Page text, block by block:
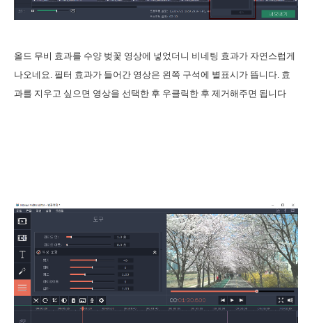
올드 무비 효과를 수양 벚꽃 영상에 넣었더니 비네팅 효과가 자연스럽게
나오네요. 필터 효과가 들어간 영상은 왼쪽 구석에 별표시가 뜹니다. 효
과를 지우고 싶으면 영상을 선택한 후 우클릭한 후 제거해주면 됩니다